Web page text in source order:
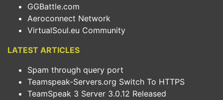
GGBattle.com
Aeroconnect Network
VirtualSoul.eu Community
LATEST ARTICLES
Spam through query port
Teamspeak-Servers.org Switch To HTTPS
TeamSpeak 3 Server 3.0.12 Released